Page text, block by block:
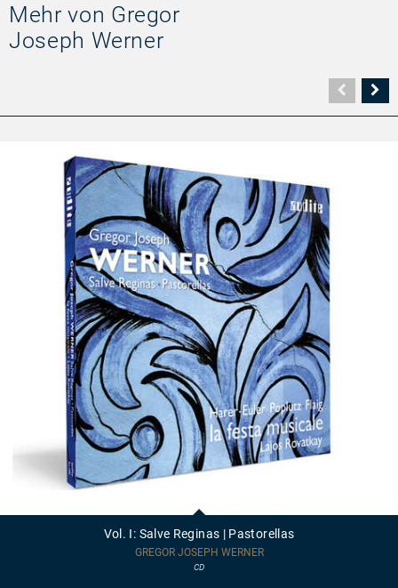
Mehr von Gregor
Joseph Werner
Seite
Vol. I: Salve Reginas | Pastorellas
GREGOR JOSEPH WERNER
CD